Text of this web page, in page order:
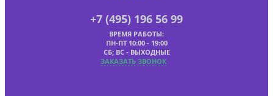
+7 (495) 196 56 99
ВРЕМЯ РАБОТЫ:
ПН-ПТ 10:00 - 19:00
СБ; ВС - ВЫХОДНЫЕ
ЗАКАЗАТЬ ЗВОНОК